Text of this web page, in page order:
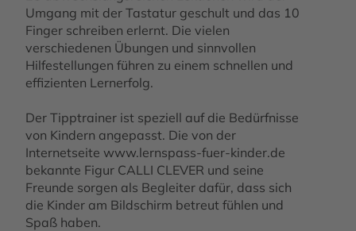
Umgang mit der Tastatur geschult und das 10
Finger schreiben erlernt. Die vielen
verschiedenen Übungen und sinnvollen
Hilfestellungen führen zu einem schnellen und
effizienten Lernerfolg.
Der Tipptrainer ist speziell auf die Bedürfnisse
von Kindern angepasst. Die von der
Internetseite www.lernspass-fuer-kinder.de
bekannte Figur CALLI CLEVER und seine
Freunde sorgen als Begleiter dafür, dass sich
die Kinder am Bildschirm betreut fühlen und
Spaß haben.